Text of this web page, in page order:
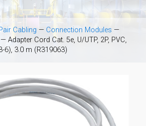
Cabling — Connection Modules —
— Adapter Cord Cat. 5e, U/UTP, 2P, PVC,
6), 3.0 m (R319063)